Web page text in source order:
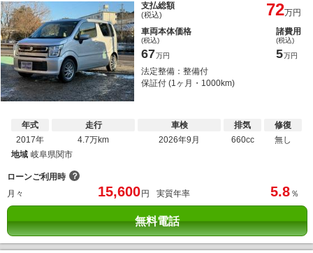
支払総額
(税込) 72万円
車両本体価格
(税込)
67万円
諸費用
(税込)
5万円
法定整備：整備付
保証付 (1ヶ月・1000km)
年式
2017年
走行
4.7万km
車検
2026年9月
排気
660cc
修復
無し
地域 岐阜県関市
ローンご利用時 ？
月々
15,600 円 実質年率 5.8 ％
無料電話